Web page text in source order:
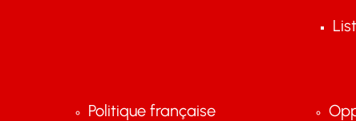
Politique française